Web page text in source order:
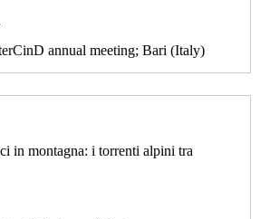
annual meeting; Bari (Italy)
in montagna: i torrenti alpini tra